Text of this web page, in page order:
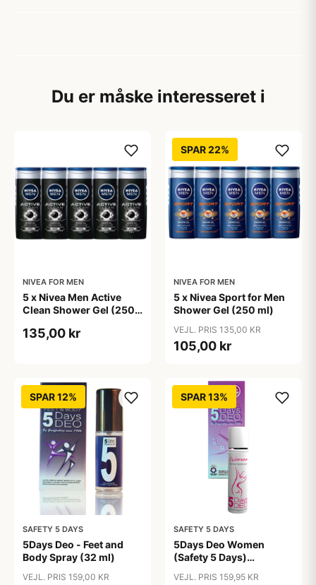
Du er måske interesseret i
NIVEA FOR MEN
5 x Nivea Men Active
Clean Shower Gel (250
135,00 kr
SPAR 22%
NIVEA FOR MEN
5 x Nivea Sport for Men
Shower Gel (250 ml)
VEJL. PRIS 135,00 KR
105,00 kr
SPAR 12%
SAFETY 5 DAYS
5Days Deo - Feet and
Body Spray (32 ml)
VEJL. PRIS 159,00 KR
SPAR 13%
SAFETY 5 DAYS
5Days Deo Women
(Safety 5 Days)
VEJL. PRIS 159,95 KR